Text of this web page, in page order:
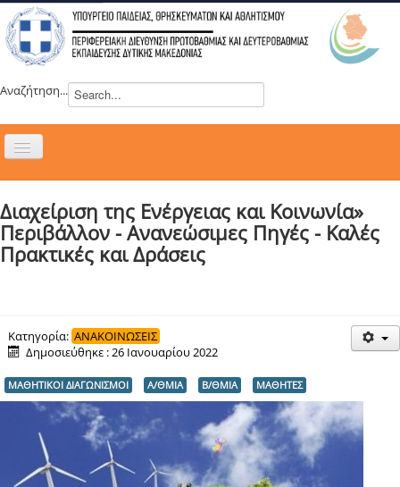
Αναζήτηση...
Εναλλαγή
ΝΕΑ
ΣΥΜΒΟΥΛΙΑ
ΔΡΑΣΕΙΣ
ΕΠΙΚΟΙΝΩΝΙΑ
ΕΞ ΑΠΟΣΤΑΣΕΩΣ ΕΚΠΑΙΔΕΥΣΗ
Διαχείριση της Ενέργειας και Κοινωνία»
Περιβάλλον - Ανανεώσιμες Πηγές - Καλές
Πρακτικές και Δράσεις
Κατηγορία: ΑΝΑΚΟΙΝΩΣΕΙΣ
Δημοσιεύθηκε : 26 Ιανουαρίου 2022
ΜΑΘΗΤΙΚΟΙ ΔΙΑΓΩΝΙΣΜΟΙ Α/ΘΜΙΑ Β/ΘΜΙΑ ΜΑΘΗΤΕΣ